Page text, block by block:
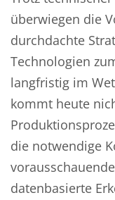
überwiegen die
durchdachte
Technologien
langfristig im
kommt heute
die notwendige
datenbasierte